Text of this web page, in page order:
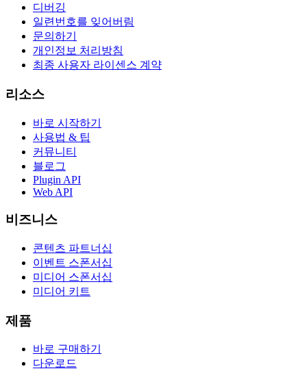
디버깅
일련번호를 잊어버림
문의하기
개인정보 처리방침
최종 사용자 라이센스 계약
리소스
바로 시작하기
사용법 & 팁
커뮤니티
블로그
Plugin API
Web API
비즈니스
콘텐츠 파트너십
이벤트 스폰서십
미디어 스폰서십
미디어 키트
제품
바로 구매하기
다운로드